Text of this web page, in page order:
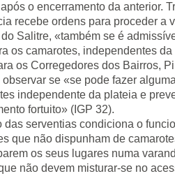
o encerramento da anterior.
recebe ordens para proceder a
Salitre, «também se é
os camarotes, independentes
os Corregedores dos Bairros,
se «se pode fazer
independente da plateia e
fortuito» (IGP 32).
das serventias condiciona o
que não dispunham de
os seus lugares numa
não devem misturar-se no